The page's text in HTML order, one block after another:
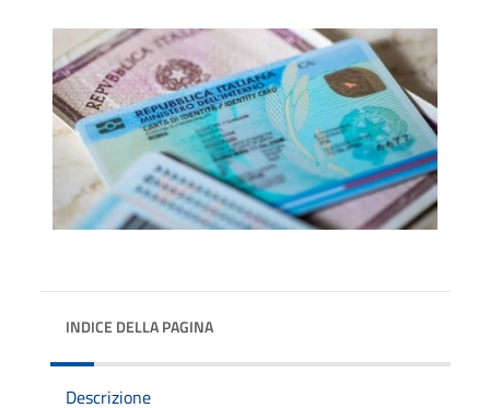
INDICE DELLA PAGINA
Descrizione